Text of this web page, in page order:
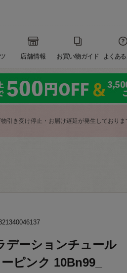
店舗情報 お買い物ガイド よくあ
引き受け停止・お届け遅延が発生しておりま
デーションチュール
ピンク 10Bn99_